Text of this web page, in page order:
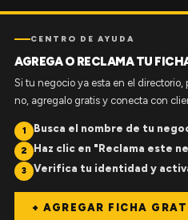
CENTRO DE AYUDA
AGREGA O RECLAMA TU
Si tu negocio ya esta en el
no, agregalo gratis y conecta con
1 Busca el nombre de tu
2 Haz clic en "Reclama este
3 Verifica tu identidad y
+ AGREGAR FICHA